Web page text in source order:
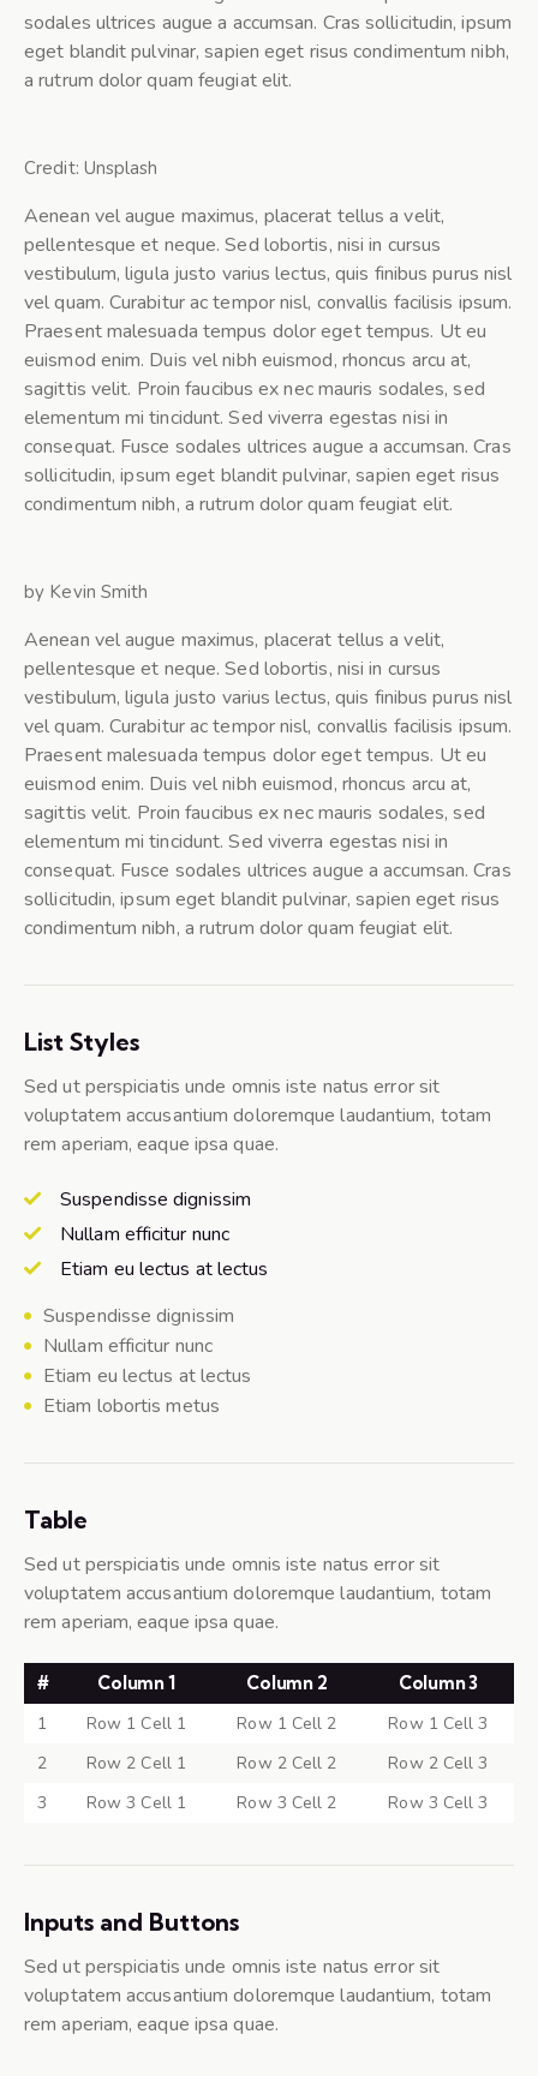
sodales ultrices augue a accumsan. Cras sollicitudin, ipsum
eget blandit pulvinar, sapien eget risus condimentum nibh,
a rutrum dolor quam feugiat elit.
Credit: Unsplash
Aenean vel augue maximus, placerat tellus a velit,
pellentesque et neque. Sed lobortis, nisi in cursus
vestibulum, ligula justo varius lectus, quis finibus purus nisl
vel quam. Curabitur ac tempor nisl, convallis facilisis ipsum.
Praesent malesuada tempus dolor eget tempus. Ut eu
euismod enim. Duis vel nibh euismod, rhoncus arcu at,
sagittis velit. Proin faucibus ex nec mauris sodales, sed
elementum mi tincidunt. Sed viverra egestas nisi in
consequat. Fusce sodales ultrices augue a accumsan. Cras
sollicitudin, ipsum eget blandit pulvinar, sapien eget risus
condimentum nibh, a rutrum dolor quam feugiat elit.
by Kevin Smith
Aenean vel augue maximus, placerat tellus a velit,
pellentesque et neque. Sed lobortis, nisi in cursus
vestibulum, ligula justo varius lectus, quis finibus purus nisl
vel quam. Curabitur ac tempor nisl, convallis facilisis ipsum.
Praesent malesuada tempus dolor eget tempus. Ut eu
euismod enim. Duis vel nibh euismod, rhoncus arcu at,
sagittis velit. Proin faucibus ex nec mauris sodales, sed
elementum mi tincidunt. Sed viverra egestas nisi in
consequat. Fusce sodales ultrices augue a accumsan. Cras
sollicitudin, ipsum eget blandit pulvinar, sapien eget risus
condimentum nibh, a rutrum dolor quam feugiat elit.
List Styles
Sed ut perspiciatis unde omnis iste natus error sit
voluptatem accusantium doloremque laudantium, totam
rem aperiam, eaque ipsa quae.
Suspendisse dignissim
Nullam efficitur nunc
Etiam eu lectus at lectus
Suspendisse dignissim
Nullam efficitur nunc
Etiam eu lectus at lectus
Etiam lobortis metus
Table
Sed ut perspiciatis unde omnis iste natus error sit
voluptatem accusantium doloremque laudantium, totam
rem aperiam, eaque ipsa quae.
# Column 1 Column 2
Column 3
1
Row 1 Cell 1 Row 1 Cell 2
Row 1 Cell 3
2
Row 2 Cell 1 Row 2 Cell 2
Row 2 Cell 3
3
Row 3 Cell 1 Row 3 Cell 2 Row 3 Cell 3
Inputs and Buttons
Sed ut perspiciatis unde omnis iste natus error sit
voluptatem accusantium doloremque laudantium, totam
rem aperiam, eaque ipsa quae.